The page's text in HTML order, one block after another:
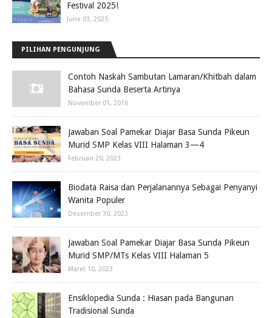
Festival 2025!
June 03, 2025
PILIHAN PENGUNJUNG
Contoh Naskah Sambutan Lamaran/Khitbah dalam
Bahasa Sunda Beserta Artinya
November 01, 2016
Jawaban Soal Pamekar Diajar Basa Sunda Pikeun
Murid SMP Kelas VIII Halaman 3—4
Februari 20, 2023
Biodata Raisa dan Perjalanannya Sebagai Penyanyi
Wanita Populer
Desember 30, 2023
Jawaban Soal Pamekar Diajar Basa Sunda Pikeun
Murid SMP/MTs Kelas VIII Halaman 5
Maret 10, 2023
Ensiklopedia Sunda : Hiasan pada Bangunan
Tradisional Sunda